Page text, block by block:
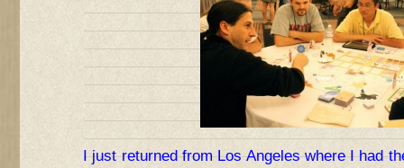
I just returned from Los Angeles where I had